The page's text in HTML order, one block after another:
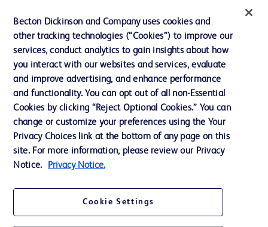
Assistance
Nous contacter
Préférences en matière de cookies
Confidentialité
Conditions d’utilisation
Accessibilité du site Web
Becton Dickinson and Company uses cookies and
other tracking technologies (“Cookies”) to improve our
services, conduct analytics to gain insights about how
you interact with our websites and services, evaluate
and improve advertising, and enhance performance
and functionality. You can opt out of all non-Essential
Cookies by clicking “Reject Optional Cookies.” You can
change or customize your preferences using the Your
Privacy Choices link at the bottom of any page on this
site. For more information, please review our Privacy
Notice.
Privacy Notice.
Cookie Settings